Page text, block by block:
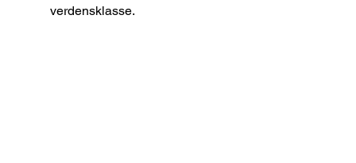
verdensklasse.